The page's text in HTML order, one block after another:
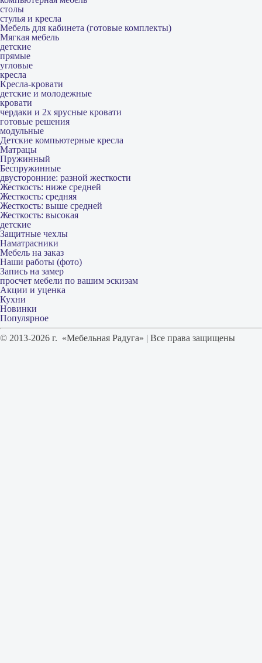
столы
стулья и кресла
Мебель для кабинета (готовые комплекты)
Мягкая мебель
детские
прямые
угловые
кресла
Кресла-кровати
детские и молодежные
кровати
чердаки и 2х ярусные кровати
готовые решения
модульные
Детские компьютерные кресла
Матрацы
Пружинный
Беспружинные
двусторонние: разной жесткости
Жесткость: ниже средней
Жесткость: средняя
Жесткость: выше средней
Жесткость: высокая
детские
Защитные чехлы
Наматрасники
Мебель на заказ
Наши работы (фото)
Запись на замер
просчет мебели по вашим эскизам
Акции и уценка
Кухни
Новинки
Популярное
© 2013-2026 г. «Мебельная Радуга» | Все права защищены